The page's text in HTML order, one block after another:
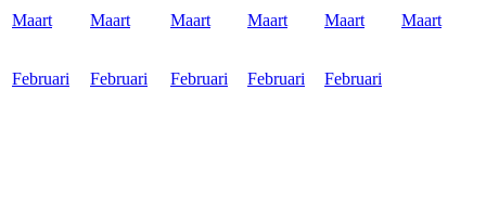
Maart Maart Maart Maart Maart Maart
Februari Februari Februari Februari Februari